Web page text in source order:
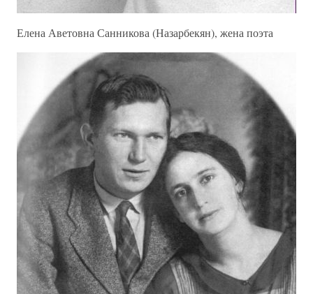
Елена Аветовна Санникова (Назарбекян), жена поэта